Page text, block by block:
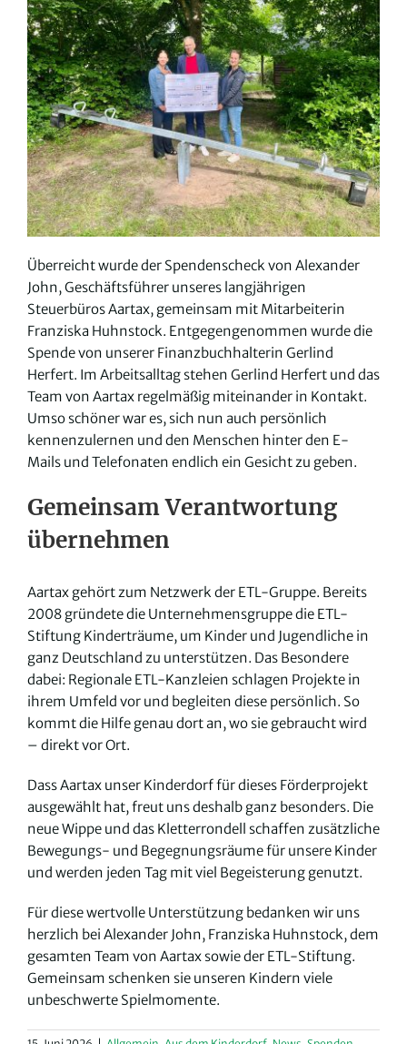
Überreicht wurde der Spendenscheck von Alexander
John, Geschäftsführer unseres langjährigen
Steuerbüros Aartax, gemeinsam mit Mitarbeiterin
Franziska Huhnstock. Entgegengenommen wurde die
Spende von unserer Finanzbuchhalterin Gerlind
Herfert. Im Arbeitsalltag stehen Gerlind Herfert und das
Team von Aartax regelmäßig miteinander in Kontakt.
Umso schöner war es, sich nun auch persönlich
kennenzulernen und den Menschen hinter den E-
Mails und Telefonaten endlich ein Gesicht zu geben.
Gemeinsam Verantwortung
übernehmen
Aartax gehört zum Netzwerk der ETL-Gruppe. Bereits
2008 gründete die Unternehmensgruppe die ETL-
Stiftung Kinderträume, um Kinder und Jugendliche in
ganz Deutschland zu unterstützen. Das Besondere
dabei: Regionale ETL-Kanzleien schlagen Projekte in
ihrem Umfeld vor und begleiten diese persönlich. So
kommt die Hilfe genau dort an, wo sie gebraucht wird
– direkt vor Ort.
Dass Aartax unser Kinderdorf für dieses Förderprojekt
ausgewählt hat, freut uns deshalb ganz besonders. Die
neue Wippe und das Kletterrondell schaffen zusätzliche
Bewegungs- und Begegnungsräume für unsere Kinder
und werden jeden Tag mit viel Begeisterung genutzt.
Für diese wertvolle Unterstützung bedanken wir uns
herzlich bei Alexander John, Franziska Huhnstock, dem
gesamten Team von Aartax sowie der ETL-Stiftung.
Gemeinsam schenken sie unseren Kindern viele
unbeschwerte Spielmomente.